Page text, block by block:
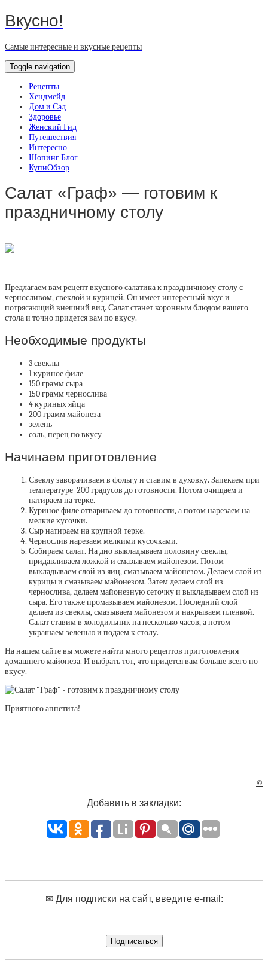
Вкусно!
Самые интересные и вкусные рецепты
Toggle navigation
Рецепты
Хендмейд
Дом и Сад
Здоровье
Женский Гид
Путешествия
Интересно
Шопинг Блог
КупиОбзор
Салат «Граф» — готовим к
праздничному столу
Предлагаем вам рецепт вкусного салатика к праздничному столу с
черносливом, свеклой и курицей. Он имеет интересный вкус и
потрясающий внешний вид. Салат станет коронным блюдом вашего
стола и точно придется вам по вкусу.
Необходимые продукты
3 свеклы
1 куриное филе
150 грамм сыра
150 грамм чернослива
4 куриных яйца
200 грамм майонеза
зелень
соль, перец по вкусу
Начинаем приготовление
Свеклу заворачиваем в фольгу и ставим в духовку. Запекаем при
температуре 200 градусов до готовности. Потом очищаем и
натираем на терке.
Куриное филе отвариваем до готовности, а потом нарезаем на
мелкие кусочки.
Сыр натираем на крупной терке.
Чернослив нарезаем мелкими кусочками.
Собираем салат. На дно выкладываем половину свеклы,
придавливаем ложкой и смазываем майонезом. Потом
выкладываем слой из яиц, смазываем майонезом. Делаем слой из
курицы и смазываем майонезом. Затем делаем слой из
чернослива, делаем майонезную сеточку и выкладываем слой из
сыра. Его также промазываем майонезом. Последний слой
делаем из свеклы, смазываем майонезом и накрываем пленкой.
Салат ставим в холодильник на несколько часов, а потом
украшаем зеленью и подаем к столу.
На нашем сайте вы можете найти много рецептов приготовления
домашнего майонеза. И выбрать тот, что придется вам больше всего по
вкусу.
Приятного аппетита!
©
Добавить в закладки:
✉ Для подписки на сайт, введите e-mail: